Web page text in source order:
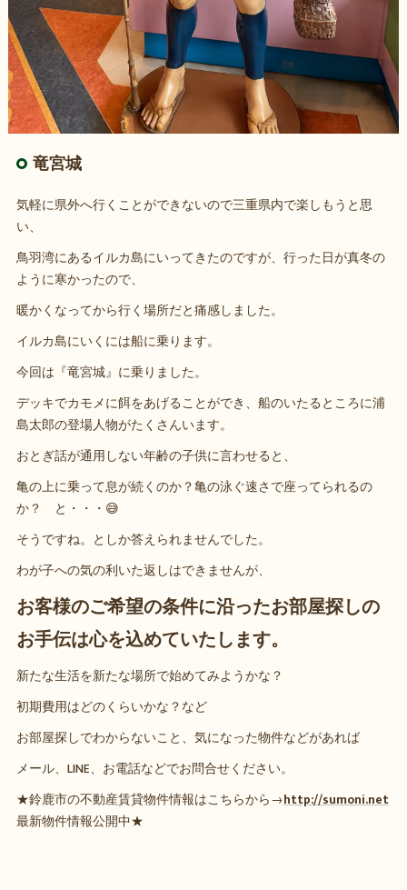
竜宮城
気軽に県外へ行くことができないので三重県内で楽しもうと思
い、
鳥羽湾にあるイルカ島にいってきたのですが、行った日が真冬の
ように寒かったので、
暖かくなってから行く場所だと痛感しました。
イルカ島にいくには船に乗ります。
今回は『竜宮城』に乗りました。
デッキでカモメに餌をあげることができ、船のいたるところに浦
島太郎の登場人物がたくさんいます。
おとぎ話が通用しない年齢の子供に言わせると、
亀の上に乗って息が続くのか？亀の泳ぐ速さで座ってられるの
か？ と・・・😅
そうですね。としか答えられませんでした。
わが子への気の利いた返しはできませんが、
お客様のご希望の条件に沿ったお部屋探しの
お手伝は心を込めていたします。
新たな生活を新たな場所で始めてみようかな？
初期費用はどのくらいかな？など
お部屋探しでわからないこと、気になった物件などがあれば
メール、LINE、お電話などでお問合せください。
★鈴鹿市の不動産賃貸物件情報はこちらから→http://sumoni.net
最新物件情報公開中★